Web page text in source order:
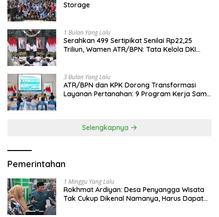
Storage
1 Bulan Yang Lalu
Serahkan 499 Sertipikat Senilai Rp22,25
Triliun, Wamen ATR/BPN: Tata Kelola DKI
3 Bulan Yang Lalu
ATR/BPN dan KPK Dorong Transformasi
Layanan Pertanahan: 9 Program Kerja Sama
Selengkapnya
Pemerintahan
1 Minggu Yang Lalu
Rokhmat Ardiyan: Desa Penyangga Wisata
Tak Cukup Dikenal Namanya, Harus Dapat